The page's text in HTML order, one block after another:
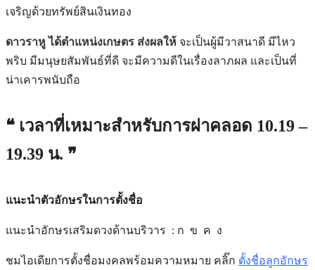
เจริญด้วยทรัพย์สินเงินทอง
ดาวราหู ได้ตำแหน่งเกษตร ส่งผลให้ จะเป็นผู้มีวาสนาดี มีไหว
พริบ มีมนุษยสัมพันธ์ที่ดี จะมีความดีในเรื่องลาภผล และเป็นที่
น่าเคารพนับถือ
❝ เวลาที่เหมาะสำหรับการผ่าคลอด 10.19 –
19.39 น. ❞
แนะนำตัวอักษรในการตั้งชื่อ
แนะนำอักษรเสริมดวงด้านบริวาร : ก ข ค ง
ชมไอเดียการตั้งชื่อมงคลพร้อมความหมาย คลิ๊ก ตั้งชื่อลูกอักษร